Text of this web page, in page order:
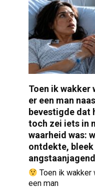
Toen ik wakker
er een man
bevestigde dat
toch zei iets in
waarheid was:
ontdekte, bleek
Toen ik wakker
een man